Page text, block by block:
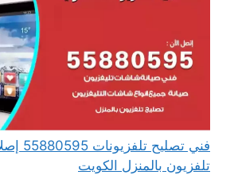
فني
تلفزيون بالمنزل الكويت